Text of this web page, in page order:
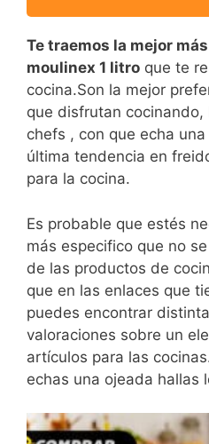
Te traemos la mejor
moulinex 1 litro que te
cocina.Son la mejor
que disfrutan cocinando,
chefs , con que echa
última tendencia en
para la cocina.
Es probable que estés
más especifico que no
de las productos de
que en las enlaces que
puedes encontrar
valoraciones sobre un
artículos para las
echas una ojeada hallas